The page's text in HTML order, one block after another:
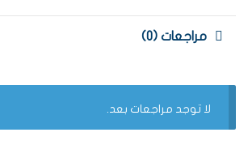
مراجعات (0)
لا توجد مراجعات بعد.